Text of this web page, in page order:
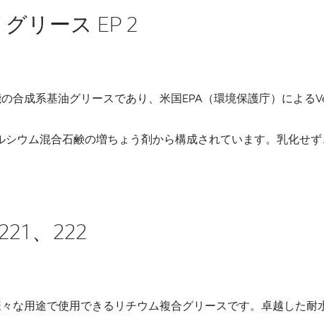
リース EP 2
合成系基油グリースであり、米国EPA（環境保護庁）による
ウム混合石鹸の増ちょう剤から構成されています。乳化せ
、222
な用途で使用できるリチウム複合グリースです。卓越した耐